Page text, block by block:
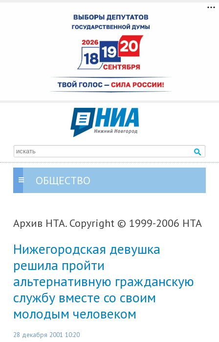
ОБЩЕСТВО
Архив НТА. Copyright © 1999-2006 НТА
Нижегородская девушка
решила пройти
альтернативную гражданскую
службу вместе со своим
молодым человеком
28 декабря 2001 10:20